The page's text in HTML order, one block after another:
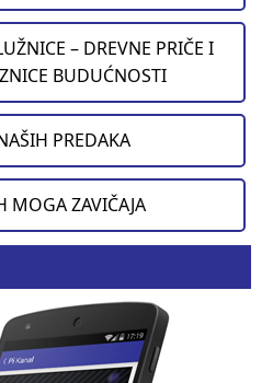
– DREVNE PRIČE I
BUDUĆNOSTI
PREDAKA
MOGA ZAVIČAJA